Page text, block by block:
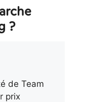
?
de Team
prix